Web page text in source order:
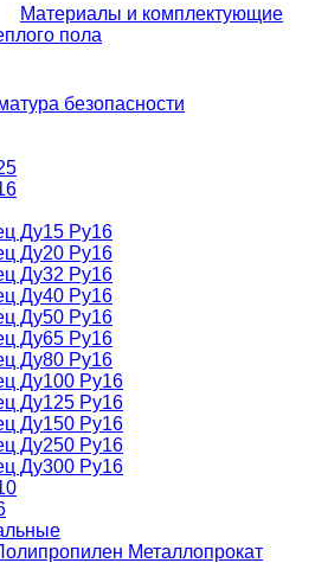
Материалы и комплектующие
пола
безопасности
Ду15 Ру16
Ду20 Ру16
Ду32 Ру16
Ду40 Ру16
Ду50 Ру16
Ду65 Ру16
Ду80 Ру16
Ду100 Ру16
Ду125 Ру16
Ду150 Ру16
Ду250 Ру16
Ду300 Ру16
Металлопрокат